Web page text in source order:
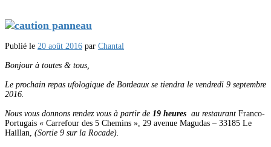
Publié le 20 août 2016 par Chantal
Bonjour à toutes & tous,
Le prochain repas ufologique de Bordeaux se tiendra le vendredi 9 septembre
2016.
Nous vous donnons rendez vous à partir de 19 heures au restaurant Franco-
Portugais « Carrefour des 5 Chemins », 29 avenue Magudas – 33185 Le
Haillan, (Sortie 9 sur la Rocade).